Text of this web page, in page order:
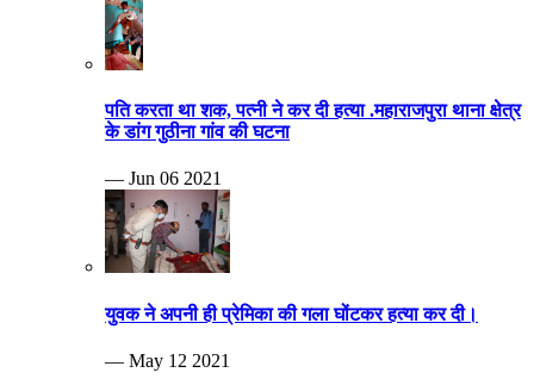
पति करता था शक, पत्नी ने कर दी हत्या .महाराजपुरा थाना क्षेत्र
के डांग गुठीना गांव की घटना
— Jun 06 2021
युवक ने अपनी ही प्रेमिका की गला घोंटकर हत्या कर दी।
— May 12 2021